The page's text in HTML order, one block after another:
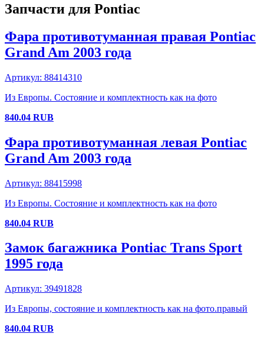
Запчасти для Pontiac
Фара противотуманная правая Pontiac
Grand Am 2003 года
Артикул: 88414310
Из Европы. Состояние и комплектность как на фото
840.04 RUB
Фара противотуманная левая Pontiac
Grand Am 2003 года
Артикул: 88415998
Из Европы. Состояние и комплектность как на фото
840.04 RUB
Замок багажника Pontiac Trans Sport
1995 года
Артикул: 39491828
Из Европы, состояние и комплектность как на фото.правый
840.04 RUB